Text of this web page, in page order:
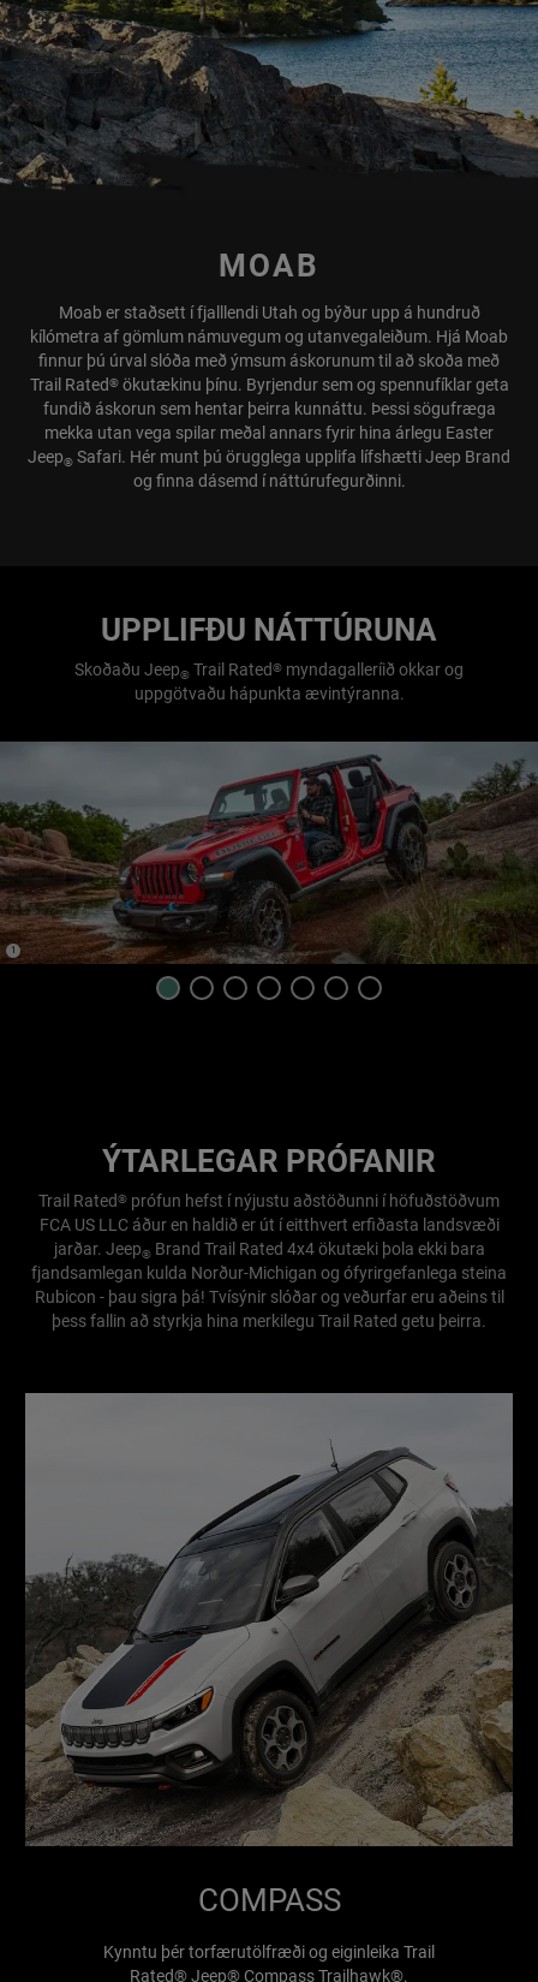
VINSTRI SKJÁR MOAB
MOAB
Moab er staðsett í fjalllendi Utah og býður upp á hundruð
kílómetra af gömlum námuvegum og utanvegaleiðum. Hjá Moab
finnur þú úrval slóða með ýmsum áskorunum til að skoða með
Trail Rated®ökutækinu þínu. Byrjendur sem og spennufíklar geta
fundið áskorun sem hentar þeirra kunnáttu. Þessi sögufræga
mekka utan vega spilar meðal annars fyrir hina árlegu Easter
Jeep® Safari. Hér munt þú örugglega upplifa lífshætti Jeep Brand
og finna dásemd í náttúrufegurðinni.
UPPLIFÐU NÁTTÚRUNA
Skoðaðu Jeep® Trail Rated® myndagalleríið okkar og
uppgötvaðu hápunkta ævintýranna.
(
Disclosure
1 )
Display
item
Display
item
Display
item
Display
item
Display
item
Display
item
Display
item
ÝTARLEGAR PRÓFANIR
Trail Rated® prófun hefst í nýjustu aðstöðunni í höfuðstöðvum
FCA US LLC áður en haldið er út í eitthvert erfiðasta landsvæði
jarðar. Jeep® Brand Trail Rated 4x4 ökutæki þola ekki bara
fjandsamlegan kulda Norður-Michigan og ófyrirgefanlega steina
Rubicon - þau sigra þá! Tvísýnir slóðar og veðurfar eru aðeins til
þess fallin að styrkja hina merkilegu Trail Rated getu þeirra.
COMPASS
Kynntu þér torfærutölfræði og eiginleika Trail
Rated® Jeep® Compass Trailhawk®.